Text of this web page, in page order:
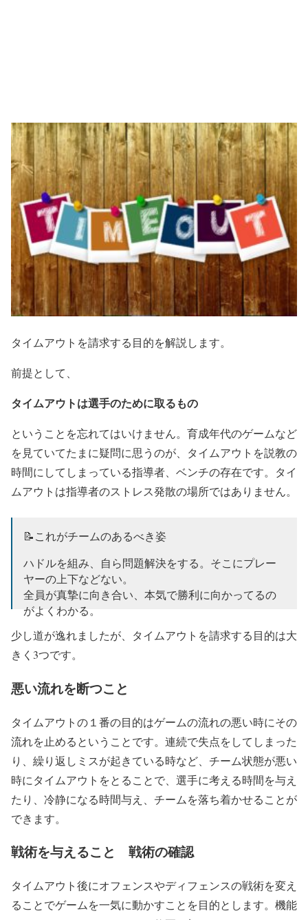
タイムアウトを請求する目的を解説します。
前提として、
タイムアウトは選手のために取るもの
ということを忘れてはいけません。育成年代のゲームなど
を見ていてたまに疑問に思うのが、タイムアウトを説教の
時間にしてしまっている指導者、ベンチの存在です。タイ
ムアウトは指導者のストレス発散の場所ではありません。
📝これがチームのあるべき姿
ハドルを組み、自ら問題解決をする。そこにプレー
ヤーの上下などない。
全員が真摯に向き合い、本気で勝利に向かってるの
がよくわかる。
生きていく上でもとても大切。
こういう能力を身につけさせることが指導者のゴー
ルな気がします。
pic.twitter.com/v6SU2wSwiF
2020
少し道が逸れましたが、タイムアウトを請求する目的は大
きく3つです。
悪い流れを断つこと
タイムアウトの１番の目的はゲームの流れの悪い時にその
流れを止めるということです。連続で失点をしてしまった
り、繰り返しミスが起きている時など、チーム状態が悪い
時にタイムアウトをとることで、選手に考える時間を与え
たり、冷静になる時間与え、チームを落ち着かせることが
できます。
戦術を与えること 戦術の確認
タイムアウト後にオフェンスやディフェンスの戦術を変え
ることでゲームを一気に動かすことを目的とします。機能